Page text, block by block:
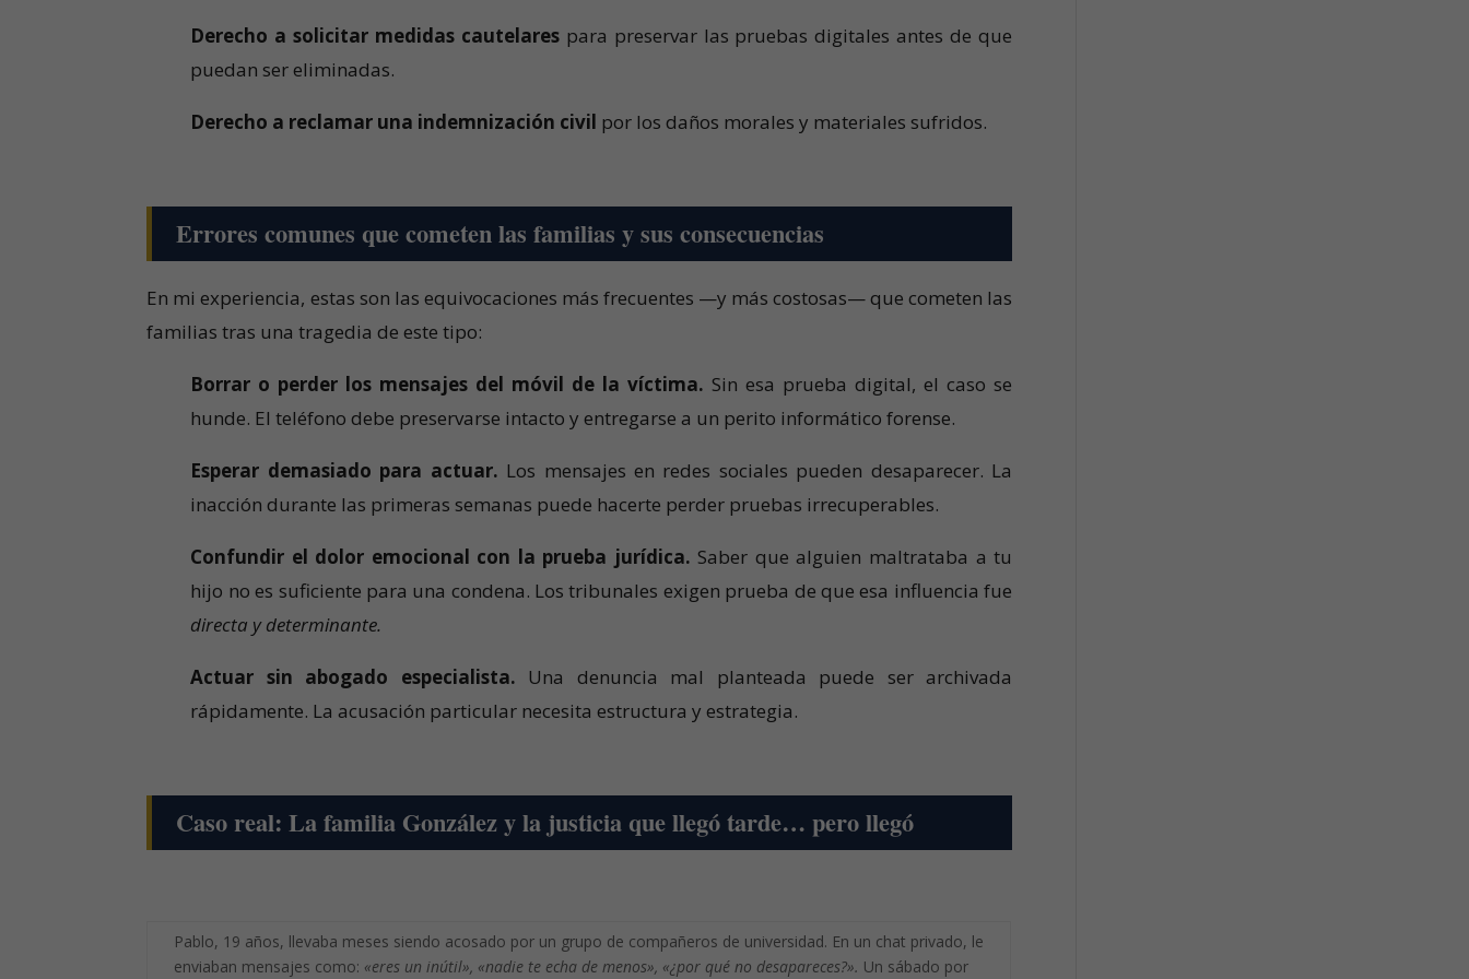
Derecho a solicitar medidas cautelarespara preservar las pruebas digitales antes de que
puedan ser eliminadas.
Derecho a reclamar una indemnización civil por los daños morales y materiales sufridos.
Errores comunes que cometen las familias y sus consecuencias
En mi experiencia, estas son las equivocaciones más frecuentes —y más costosas— que cometen las
familias tras una tragedia de este tipo:
Borrar o perder los mensajes del móvil de la víctima. Sin esa prueba digital, el caso se
hunde. El teléfono debe preservarse intacto y entregarse a un perito informático forense.
Esperar demasiado para actuar. Los mensajes en redes sociales pueden desaparecer. La
inacción durante las primeras semanas puede hacerte perder pruebas irrecuperables.
Confundir el dolor emocional con la prueba jurídica. Saber que alguien maltrataba a tu
hijo no es suficiente para una condena. Los tribunales exigen prueba de que esa influencia fue
directa y determinante.
Actuar sin abogado especialista. Una denuncia mal planteada puede ser archivada
rápidamente. La acusación particular necesita estructura y estrategia.
Caso real: La familia González y la justicia que llegó tarde… pero llegó
Pablo, 19 años, llevaba meses siendo acosado por un grupo de compañeros de universidad. En un chat privado, le
enviaban mensajes como: «eres un inútil», «nadie te echa de menos», «¿por qué no desapareces?». Un sábado por